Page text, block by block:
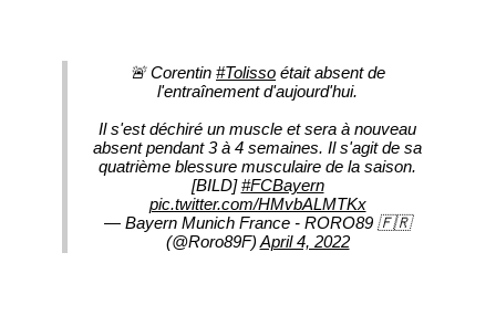
🚨 Corentin #Tolisso était absent de
l'entraînement d'aujourd'hui.
Il s'est déchiré un muscle et sera à nouveau
absent pendant 3 à 4 semaines. Il s'agit de sa
quatrième blessure musculaire de la saison.
[BILD]#FCBayern
pic.twitter.com/HMvbALMTKx
— Bayern Munich France - RORO89 🇫🇷
(@Roro89F) April 4, 2022